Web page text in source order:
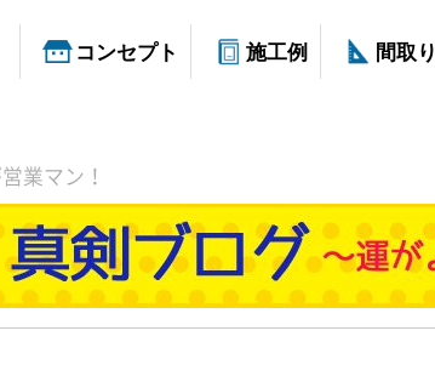
コンセプト 施工例 間取り
業マン！